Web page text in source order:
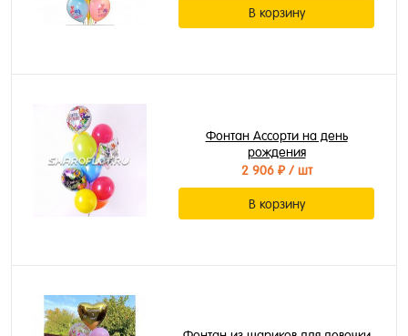
В корзину
Фонтан Ассорти на день
рождения
2 906 ₽/ шт
В корзину